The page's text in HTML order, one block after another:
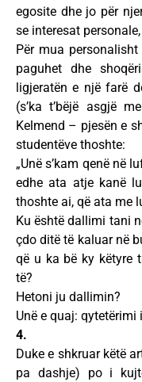
egosite dhe jo për
se interesat
Për mua
paguhet dhe
ligjeratën e një farë
(s’ka t’bëjë asgjë
Kelmend – pjesën e
studentëve thoshte:
„Unë s’kam qenë në
edhe ata atje kanë
thoshte ai, që ata me
Ku është dallimi tani
çdo ditë të kaluar në
që u ka bë ky këtyre
të?
Hetoni ju dallimin?
Unë e quaj:
4.
Duke e shkruar këtë
pa dashje) po i